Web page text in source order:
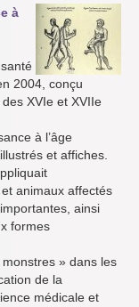
à
2004, conçu
XVIe et XVIIe
à l’âge
et affiches.
animaux affectés
ainsi
formes
» dans les
de la
médicale et